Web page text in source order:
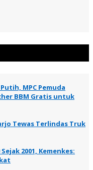
MPC Pemuda
BBM Gratis untuk
Tewas Terlindas Truk
2001, Kemenkes: